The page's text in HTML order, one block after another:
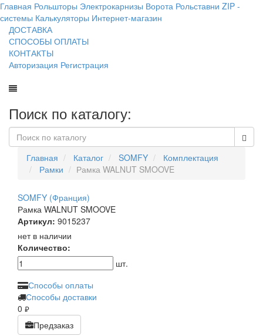
Главная Рольшторы Электрокарнизы Ворота Рольставни ZIP -
системы Калькуляторы Интернет-магазин
ДОСТАВКА
СПОСОБЫ ОПЛАТЫ
КОНТАКТЫ
Авторизация Регистрация
Поиск по каталогу:
Главная Каталог SOMFY
Комплектация
Рамки
Рамка WALNUT SMOOVE
SOMFY (Франция)
Рамка WALNUT SMOOVE
Артикул: 9015237
нет в наличии
Количество:
шт.
Способы оплаты
Способы доставки
0 руб.
Предзаказ